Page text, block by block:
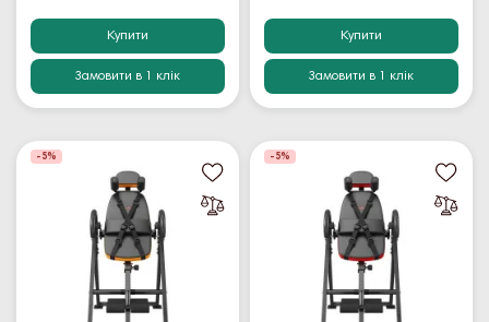
Купити
Замовити в 1 клік
Купити
Замовити в 1 клік
-5% -5%